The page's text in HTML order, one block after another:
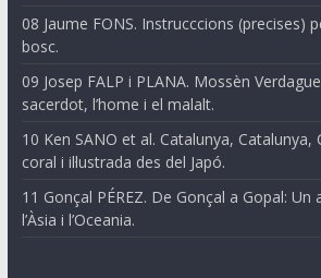
08 Jaume FONS. Instrucccions (precises)
bosc.
09 Josep FALP i PLANA. Mossèn
sacerdot, l’home i el malalt.
10 Ken SANO et al. Catalunya, Catalunya,
coral i il·lustrada des del Japó.
11 Gonçal PÉREZ. De Gonçal a Gopal:
l’Àsia i l’Oceania.